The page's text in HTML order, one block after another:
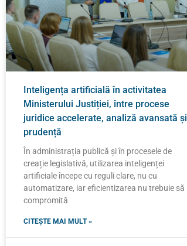
Inteligența artificială în activitatea
Ministerului Justiției, între procese
juridice accelerate, analiză avansată și
prudență
În administrația publică și în procesele de
creație legislativă, utilizarea inteligenței
artificiale începe cu reguli clare, nu cu
automatizare, iar eficientizarea nu trebuie să
compromită
CITEȘTE MAI MULT »